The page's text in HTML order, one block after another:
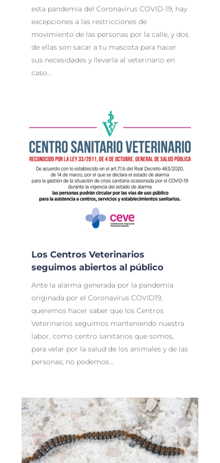
esta pandemia del Coronavirus COVID-19, hay
excepciones a las restricciones de
movimiento de las personas por la calle, y dos
de ellas son sacar a tu mascota para hacer
sus necesidades y llevarla al veterinario en
caso...
Los Centros Veterinarios
seguimos abiertos al público
Ante la alarma generada por la pandemia
originada por el Coronavirus COVID19,
queremos hacer saber que los Centros
Veterinarios seguimos manteniendo nuestra
labor, como centro sanitarios que somos,
para velar por la salud de los animales y de las
personas; no podemos...